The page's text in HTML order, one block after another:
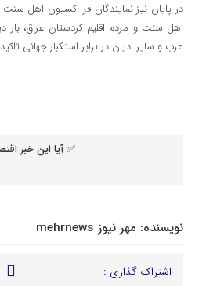
در پایان نیز نمایندگان فر اکسیون اهل
اهل سنت و مردم اقلیم کردستان عراق، بار
عرب و سایر ادیان در برابر استکبار جهانی
✅ آیا این خبر
نویسنده: مهر نیوز mehrnews
اشتراک گذاری :